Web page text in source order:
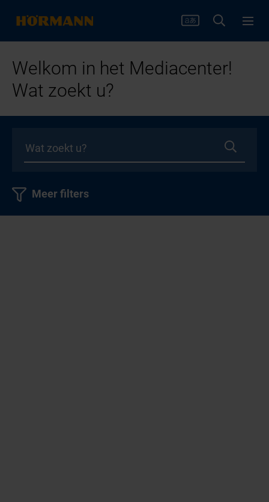
Welkom in het Mediacenter!
Wat zoekt u?
Meer filters